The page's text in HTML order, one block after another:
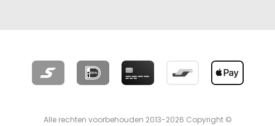
Alle rechten voorbehouden 2013-2026 Copyright ©